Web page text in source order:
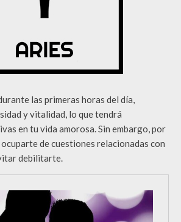
las primeras horas del día,
y vitalidad, lo que tendrá
en tu vida amorosa. Sin embargo, por
de cuestiones relacionadas con
debilitarte.